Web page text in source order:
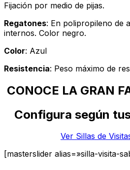
Fijación por medio de pijas.
Regatones: En polipropileno de
internos. Color negro.
Color: Azul
Resistencia: Peso máximo de
CONOCE LA GRAN
Configura según
Ver Sillas de
[masterslider alias=»silla-visita-